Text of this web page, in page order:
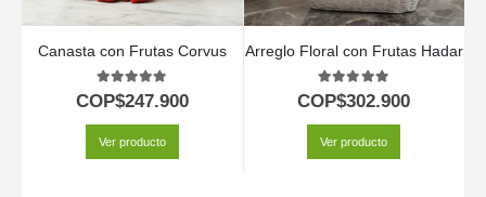
Canasta con Frutas Corvus
5.00out of 5
COP$247.900
Ver producto
Arreglo Floral con Frutas Hadar
5.00out of 5
COP$302.900
Ver producto